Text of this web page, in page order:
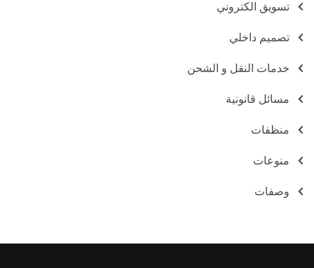
تسويق الكتروني
تصميم داخلي
خدمات النقل و الشحن
مسائل قانونية
منظفات
منوعات
وصفات